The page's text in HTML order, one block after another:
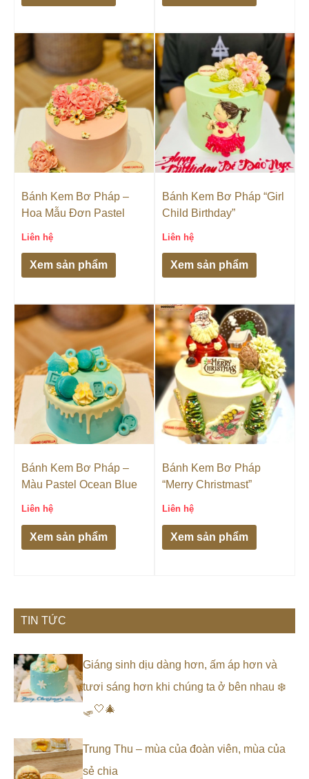
Bánh Kem Bơ Pháp –
Hoa Mẫu Đơn Pastel
Liên hệ
Xem sản phẩm
Bánh Kem Bơ Pháp “Girl
Child Birthday”
Liên hệ
Xem sản phẩm
Bánh Kem Bơ Pháp –
Màu Pastel Ocean Blue
Liên hệ
Xem sản phẩm
Bánh Kem Bơ Pháp
“Merry Christmast”
Liên hệ
Xem sản phẩm
TIN TỨC
Giáng sinh dịu dàng hơn, ấm áp hơn và
tươi sáng hơn khi chúng ta ở bên nhau ❄️
🛷🤍🎄
Trung Thu – mùa của đoàn viên, mùa của
sẻ chia